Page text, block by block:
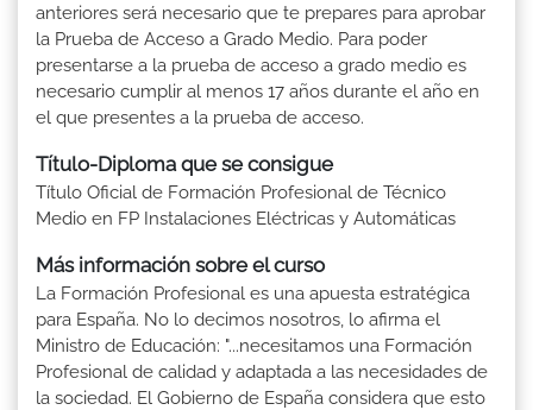
anteriores será necesario que te prepares para aprobar
la Prueba de Acceso a Grado Medio. Para poder
presentarse a la prueba de acceso a grado medio es
necesario cumplir al menos 17 años durante el año en
el que presentes a la prueba de acceso.
Título-Diploma que se consigue
Título Oficial de Formación Profesional de Técnico
Medio en FP Instalaciones Eléctricas y Automáticas
Más información sobre el curso
La Formación Profesional es una apuesta estratégica
para España. No lo decimos nosotros, lo afirma el
Ministro de Educación: "...necesitamos una Formación
Profesional de calidad y adaptada a las necesidades de
la sociedad. El Gobierno de España considera que esto